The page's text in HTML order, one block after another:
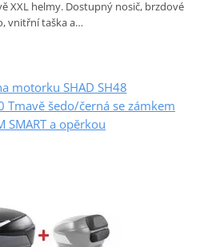
XXL helmy. Dostupný nosič, brzdové
vnitřní taška a…
motorku SHAD SH48
Tmavě šedo/černá se zámkem
SMART a opěrkou